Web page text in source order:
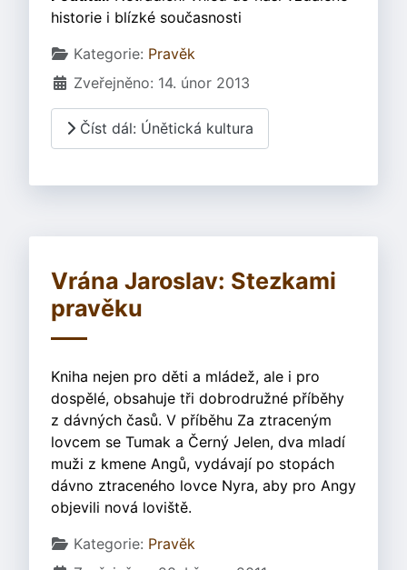
historie i blízké současnosti
Základní údaje
Kategorie: Pravěk
Zveřejněno: 14. únor 2013
Číst dál: Únětická kultura
Vrána Jaroslav: Stezkami
pravěku
Kniha nejen pro děti a mládež, ale i pro
dospělé, obsahuje tři dobrodružné příběhy
z dávných časů. V příběhu Za ztraceným
lovcem se Tumak a Černý Jelen, dva mladí
muži z kmene Angů, vydávají po stopách
dávno ztraceného lovce Nyra, aby pro Angy
objevili nová loviště.
Základní údaje
Kategorie: Pravěk